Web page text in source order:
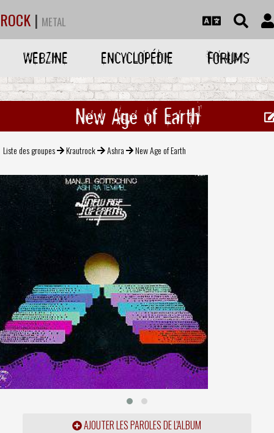
ROCK | METAL
WEBZINE ENCYCLOPÉDIE FORUMS
New Age of Earth
Liste des groupes Krautrock Ashra New Age of Earth
AJOUTER LES PAROLES DE L'ALBUM